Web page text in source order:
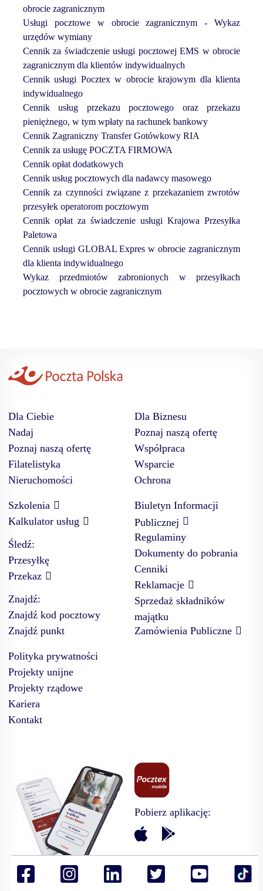
obrocie zagranicznym
Usługi pocztowe w obrocie zagranicznym - Wykaz
urzędów wymiany
Cennik za świadczenie usługi pocztowej EMS w obrocie
zagranicznym dla klientów indywidualnych
Cennik usługi Pocztex w obrocie krajowym dla klienta
indywidualnego
Cennik usług przekazu pocztowego oraz przekazu
pieniężnego, w tym wpłaty na rachunek bankowy
Cennik Zagraniczny Transfer Gotówkowy RIA
Cennik za usługę POCZTA FIRMOWA
Cennik opłat dodatkowych
Cennik usług pocztowych dla nadawcy masowego
Cennik za czynności związane z przekazaniem zwrotów
przesyłek operatorom pocztowym
Cennik opłat za świadczenie usługi Krajowa Przesyłka
Paletowa
Cennik usługi GLOBAL Expres w obrocie zagranicznym
dla klienta indywidualnego
Wykaz przedmiotów zabronionych w przesyłkach
pocztowych w obrocie zagranicznym
Dla Ciebie
Nadaj
Poznaj naszą ofertę
Filatelistyka
Nieruchomości
Dla Biznesu
Poznaj naszą ofertę
Współpraca
Wsparcie
Ochrona
Szkolenia
Kalkulator usług
Śledź:
Przesyłkę
Przekaz
Znajdź:
Znajdź kod pocztowy
Znajdź punkt
Biuletyn Informacji
Publicznej
Regulaminy
Dokumenty do pobrania
Cenniki
Reklamacje
Sprzedaż składników
majątku
Zamówienia Publiczne
Polityka prywatności
Projekty unijne
Projekty rządowe
Kariera
Kontakt
Pobierz aplikację: